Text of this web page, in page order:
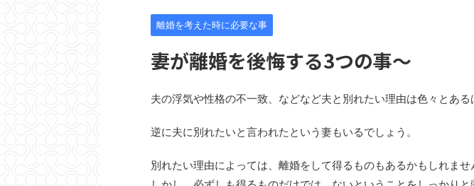
離婚を考えた時に必要な事
妻が離婚を後悔する3つの事～
夫の浮気や性格の不一致、などなど夫と別れたい理由は色々とある
逆に夫に別れたいと言われたという妻もいるでしょう。
別れたい理由によっては、離婚をして得るものもあるかもしれませ